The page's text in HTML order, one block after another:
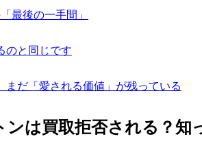
最後の一手間」
のと同じです
まだ「愛される価値」が残っている
は買取拒否される？知